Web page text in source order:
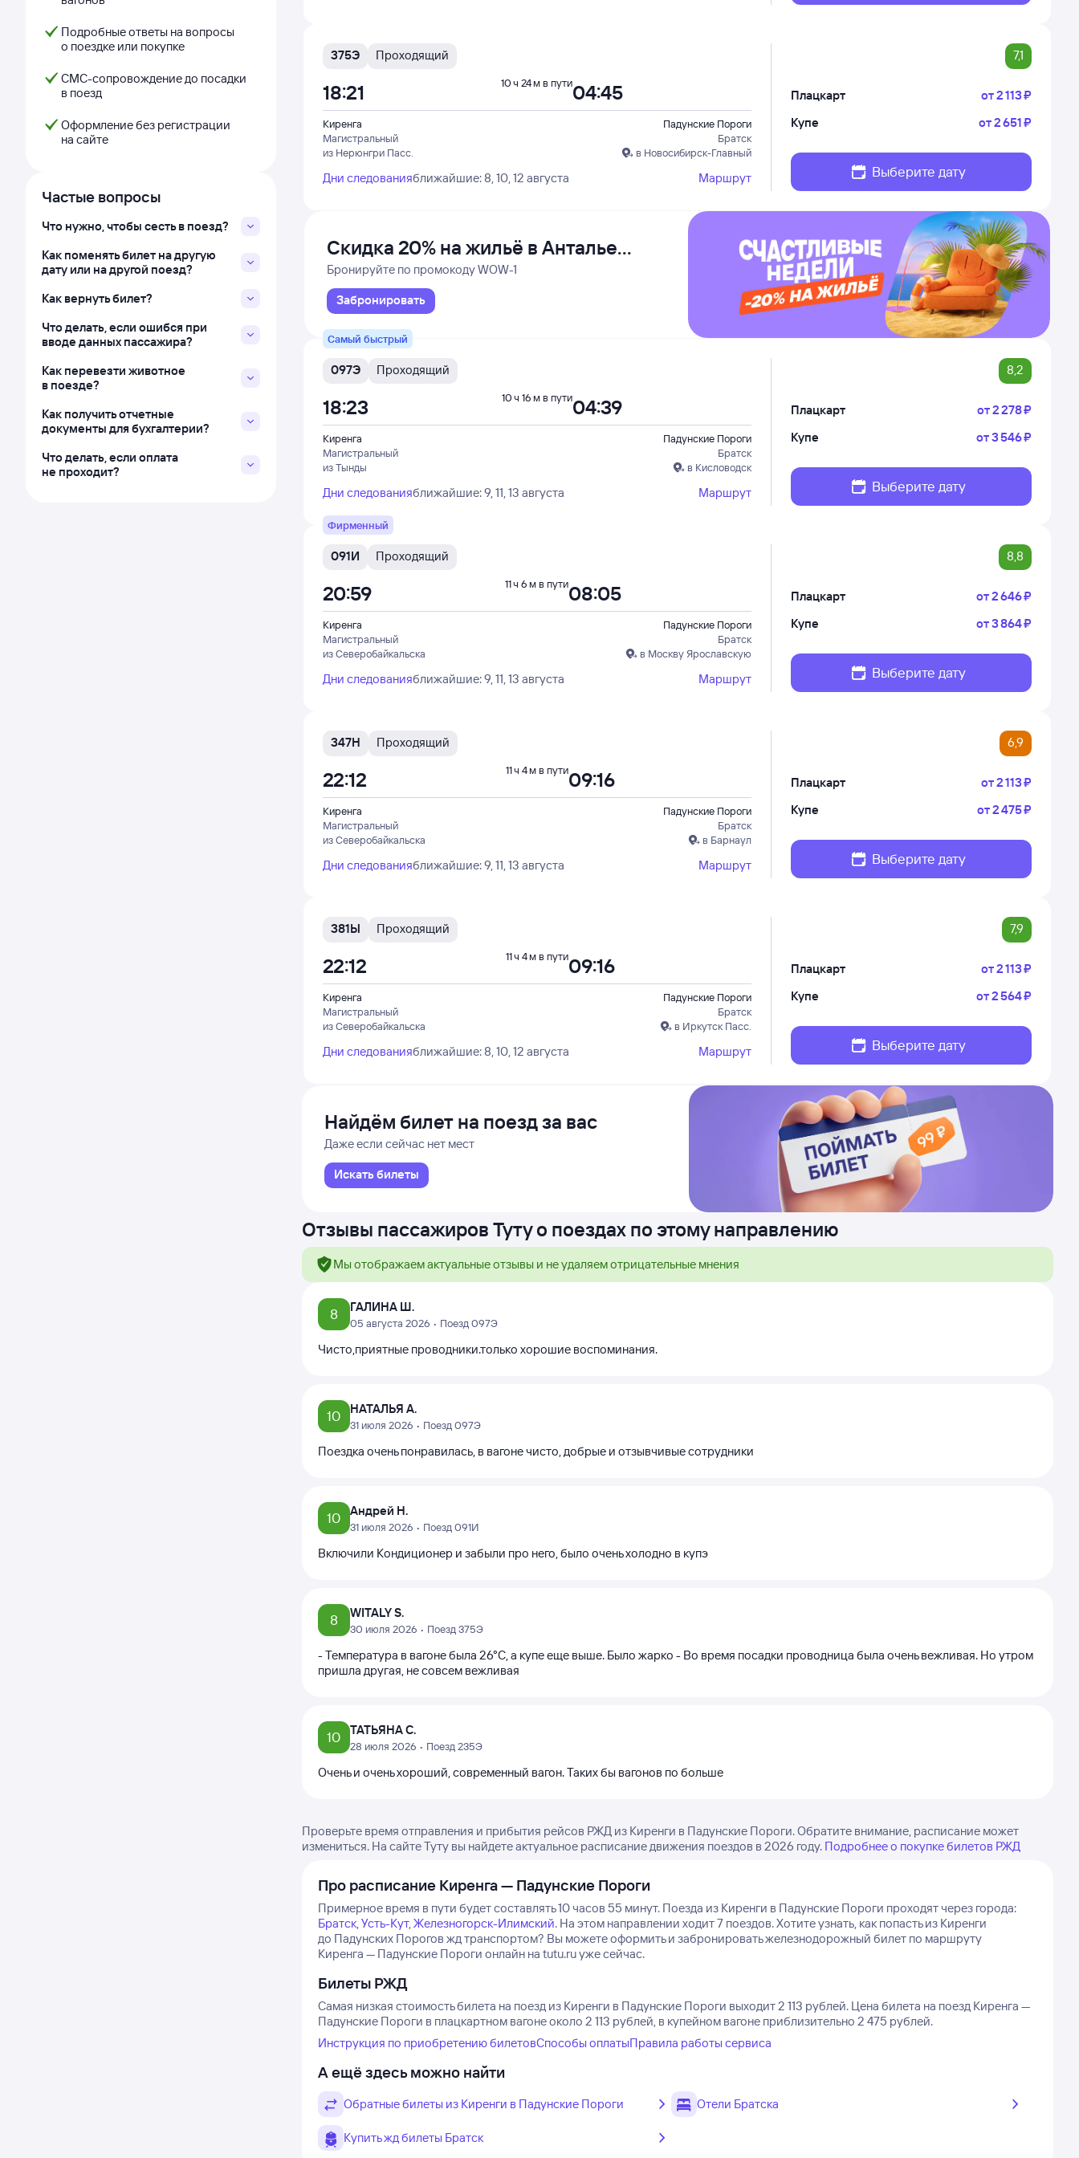
Подробные ответы на вопросы
о поездке или покупке
СМС-сопровождение до посадки
в поезд
Оформление без регистрации
на сайте
Частые вопросы
Что нужно, чтобы сесть в поезд?
Как поменять билет на другую
дату или на другой поезд?
Как вернуть билет?
Что делать, если ошибся при
вводе данных пассажира?
Как перевезти животное
в поезде?
Как получить отчетные
документы для бухгалтерии?
Что делать, если оплата
не проходит?
375Э Проходящий 7,1
Киренга
Магистральный
из Нерюнгри Пасс.
Падунские Пороги
Братск
в Новосибирск-Главный
18:21 04:45
10 ч 24 м в пути
Дни следованияближайшие: 8, 10, 12 августа Маршрут
Плацкарт от2 ⁠113 ⁠₽
Купе
от2 ⁠651 ⁠₽
Выберите дату
Скидка 20% на жильё в Анталье
и Даламане
Бронируйте по промокоду WOW-1
Забронировать
Самый быстрый
097Э Проходящий 8,2
Киренга
Магистральный
из Тынды
Падунские Пороги
Братск
в Кисловодск
18:23 04:39
10 ч 16 м в пути
Дни следованияближайшие: 9, 11, 13 августа Маршрут
Плацкарт от2 ⁠278 ⁠₽
Купе
от3 ⁠546 ⁠₽
Выберите дату
Фирменный
091И Проходящий 8,8
Киренга
Магистральный
из Северобайкальска
Падунские Пороги
Братск
в Москву Ярославскую
20:59 08:05
11 ч 6 м в пути
Дни следованияближайшие: 9, 11, 13 августа Маршрут
Плацкарт от2 ⁠646 ⁠₽
Купе
от3 ⁠864 ⁠₽
Выберите дату
347Н Проходящий 6,9
Киренга
Магистральный
из Северобайкальска
Падунские Пороги
Братск
в Барнаул
22:12 09:16
11 ч 4 м в пути
Дни следованияближайшие: 9, 11, 13 августа Маршрут
Плацкарт от2 ⁠113 ⁠₽
Купе
от2 ⁠475 ⁠₽
Выберите дату
381Ы Проходящий 7,9
Киренга
Магистральный
из Северобайкальска
Падунские Пороги
Братск
в Иркутск Пасс.
22:12 09:16
11 ч 4 м в пути
Дни следованияближайшие: 8, 10, 12 августа Маршрут
Плацкарт от2 ⁠113 ⁠₽
Купе
от2 ⁠564 ⁠₽
Выберите дату
Найдём билет на поезд за вас
Даже если сейчас нет мест
Искать билеты
Отзывы пассажиров Туту о поездах по этому направлению
Мы отображаем актуальные отзывы и не удаляем отрицательные мнения
8 ГАЛИНА Ш.
05 августа 2026 • Поезд 097Э
Чисто,приятные проводники.только хорошие воспоминания.
10 НАТАЛЬЯ А.
31 июля 2026 • Поезд 097Э
Поездка очень понравилась, в вагоне чисто, добрые и отзывчивые сотрудники
10 Андрей Н.
31 июля 2026 • Поезд 091И
Включили Кондиционер и забыли про него, было очень холодно в купэ
8 WITALY S.
30 июля 2026 • Поезд 375Э
- Температура в вагоне была 26°С, а купе еще выше. Было жарко - Во время посадки проводница была очень вежливая. Но утром
пришла другая, не совсем вежливая
10 ТАТЬЯНА С.
28 июля 2026 • Поезд 235Э
Очень и очень хороший, современный вагон. Таких бы вагонов по больше
Проверьте время отправления и прибытия рейсов РЖД из Киренги в Падунские Пороги. Обратите внимание, расписание может
измениться. На сайте Туту вы найдете актуальное расписание движения поездов в 2026 году. Подробнее о покупке билетов РЖД
Про расписание Киренга — Падунские Пороги
Примерное время в пути будет составлять 10 часов 55 минут. Поезда из Киренги в Падунские Пороги проходят через города:
Братск,Усть-Кут,Железногорск-Илимский. На этом направлении ходит 7 поездов.Хотите узнать, как попасть из Киренги
до Падунских Порогов жд транспортом? Вы можете оформить и забронировать железнодорожный билет по маршруту
Киренга — Падунские Пороги онлайн на tutu.ru уже сейчас.
Билеты РЖД
Самая низкая стоимость билета на поезд из Киренги в Падунские Пороги выходит 2 113 рублей. Цена билета на поезд Киренга —
Падунские Пороги в плацкартном вагоне около 2 113 рублей, в купейном вагоне приблизительно 2 475 рублей.
Инструкция по приобретению билетовСпособы оплатыПравила работы сервиса
А ещё здесь можно найти
Обратные билеты из Киренги в Падунские Пороги Отели Братска
Купить жд билеты Братск